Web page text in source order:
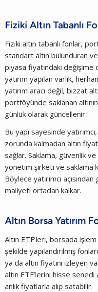
Fiziki Altın Tabanlı
Fiziki altın tabanlı fonlar,
standart altın bulunduran
piyasa fiyatındaki değişime
yatırım yapılan varlık,
yatırım aracı değil, bizzat
portföyünde saklanan
günlük olarak güncellenir.
Bu yapı sayesinde
zorunda kalmadan altın
sağlar. Saklama, güvenlik
yönetim şirketi ve saklama
Böylece yatırımcı
maliyeti ortadan kalkar.
Altın Borsa Yatırım
Altın ETF’leri, borsada
şekilde yapılandırılmış
ya da altın fiyatını izleyen
altın ETF’lerini hisse
anlık fiyatlarla alıp satabilir.